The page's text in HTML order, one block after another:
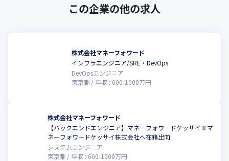
この企業の他の求人
株式会社マネーフォワード
インフラエンジニア/SRE・DevOps
DevOpsエンジニア
東京都
年収 : 600-1000万円
株式会社マネーフォワード
【バックエンドエンジニア】マネーフォワードケッサイ※マ
ネーフォワードケッサイ株式会社へ在籍出向
システムエンジニア
東京都
年収 : 600-1000万円